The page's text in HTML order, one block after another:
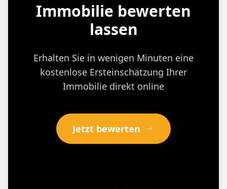
Immobilie bewerten
lassen
Erhalten Sie in wenigen Minuten eine
kostenlose Ersteinschätzung Ihrer
Immobilie direkt online
Jetzt bewerten